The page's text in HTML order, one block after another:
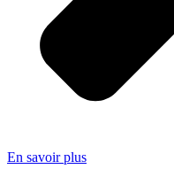
En savoir plus